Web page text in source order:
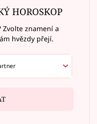
HOROSKOP
Zvolte znamení a
hvězdy přejí.